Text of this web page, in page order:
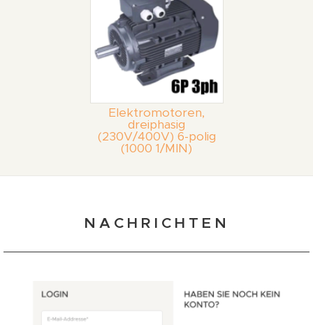
Elektromotoren,
dreiphasig
(230V/400V) 6-polig
(1000 1/MIN)
NACHRICHTEN